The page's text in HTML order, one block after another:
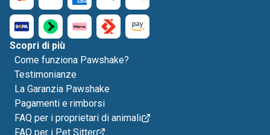
Scopri di più
Come funziona Pawshake?
Testimonianze
La Garanzia Pawshake
Pagamenti e rimborsi
FAQ per i proprietari di animali
FAQ per i Pet Sitter